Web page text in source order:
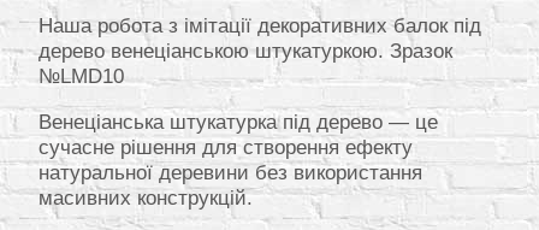
Відео
Питання-відповідь
Про нас
Контакти
Наша робота з імітації декоративних балок під
дерево венеціанською штукатуркою. Зразок
№LMD10
Венеціанська штукатурка під дерево — це
сучасне рішення для створення ефекту
натуральної деревини без використання
масивних конструкцій.